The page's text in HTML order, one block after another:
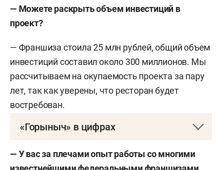
— Можете раскрыть объем инвестиций в
проект?
— Франшиза стоила 25 млн рублей, общий объем
инвестиций составил около 300 миллионов. Мы
рассчитываем на окупаемость проекта за пару
лет, так как уверены, что ресторан будет
востребован.
«Горыныч» в цифрах
— Общая площадь — 1 тыс. кв. метров.
Примерно половину занимает кухня;
— У вас за плечами опыт работы со многими